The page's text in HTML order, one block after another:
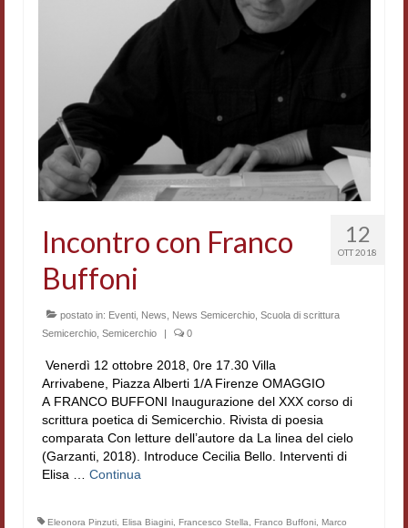
Accordi di cooperazione
Cultura coreana
Koreanische Literatur und Kultur
Hagiographica Coreana
Cultura medioevale
Scrittori Latini dell’Europa Medievale
Corpus Rhythmorum Musicum
Epistolografia
Semicerchio
Filologia digitale
Lexicon
12
OTT 2018
Incontro con Franco
Buffoni
postato in: Eventi News News Semicerchio Scuola di scrittura
Semicerchio Semicerchio | 0
Venerdì 12 ottobre 2018, 0re 17.30 Villa
Arrivabene, Piazza Alberti 1/A Firenze OMAGGIO
A FRANCO BUFFONI Inaugurazione del XXX corso di
scrittura poetica di Semicerchio. Rivista di poesia
comparata Con letture dell’autore da La linea del cielo
(Garzanti, 2018). Introduce Cecilia Bello. Interventi di
Elisa … Continua
Eleonora Pinzuti Elisa Biagini Francesco Stella Franco Buffoni Marco